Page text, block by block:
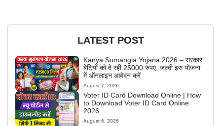
LATEST POST
Kanya Sumangla Yojana 2026 – सरकार
बेटियों को दे रही 25000 रुपए, जल्दी इस योजना
में ऑनलाइन आवेदन करें
August 7, 2026
Voter ID Card Download Online | How
to Download Voter ID Card Online
2026
August 6, 2026